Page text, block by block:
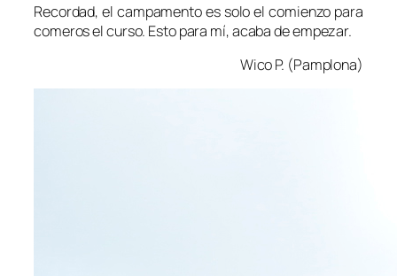
Recordad, el campamento es solo el comienzo para
comeros el curso. Esto para mí, acaba de empezar.
Wico P. (Pamplona)